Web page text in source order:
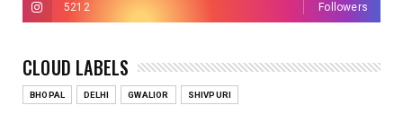
5212 Followers
CLOUD LABELS
BHOPAL DELHI GWALIOR SHIVPURI